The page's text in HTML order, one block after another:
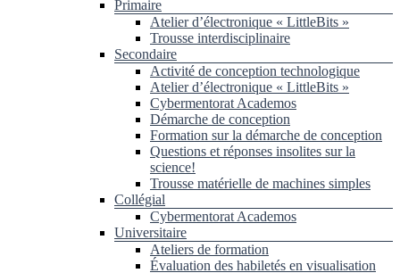
Primaire
Atelier d’électronique « LittleBits »
Trousse interdisciplinaire
Secondaire
Activité de conception technologique
Atelier d’électronique « LittleBits »
Cybermentorat Academos
Démarche de conception
Formation sur la démarche de conception
Questions et réponses insolites sur la
science!
Trousse matérielle de machines simples
Collégial
Cybermentorat Academos
Universitaire
Ateliers de formation
Évaluation des habiletés en visualisation